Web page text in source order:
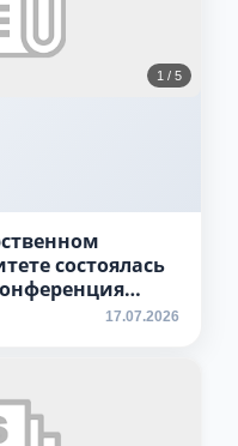
1 / 5
состоялась
17.07.2026